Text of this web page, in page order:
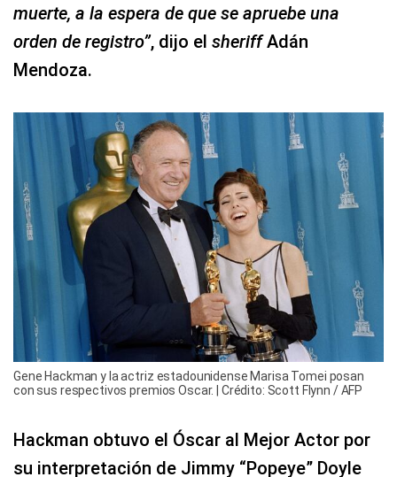
muerte, a la espera de que se apruebe una
orden de registro”, dijo el sheriffAdán
Mendoza.
Gene Hackman y la actriz estadounidense Marisa Tomei posan
con sus respectivos premios Oscar. | Crédito: Scott Flynn / AFP
Hackman obtuvo el Óscar al Mejor Actor por
su interpretación de Jimmy “Popeye” Doyle